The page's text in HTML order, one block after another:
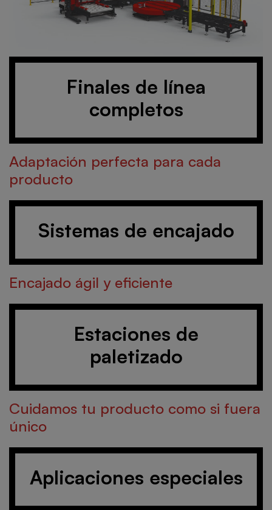
Finales de línea
completos
Adaptación perfecta para cada
producto
Sistemas de encajado
Encajado ágil y eficiente
Estaciones de
paletizado
Cuidamos tu producto como si fuera
único
Aplicaciones especiales